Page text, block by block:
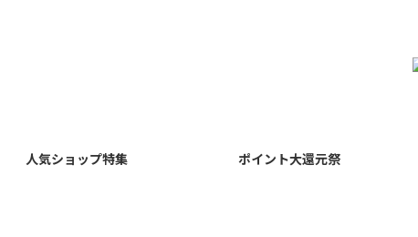
人気ショップ特集 ポイント大還元祭